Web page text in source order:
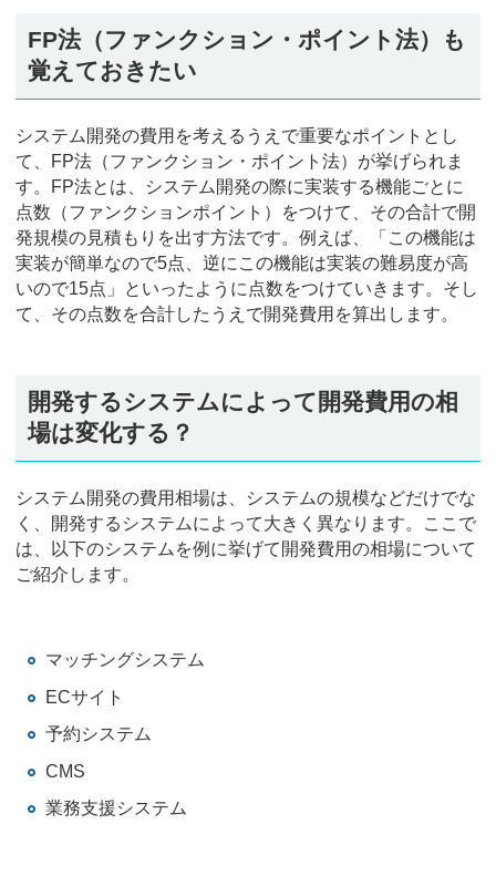
FP法（ファンクション・ポイント法）も
覚えておきたい
システム開発の費用を考えるうえで重要なポイントとし
て、FP法（ファンクション・ポイント法）が挙げられま
す。FP法とは、システム開発の際に実装する機能ごとに
点数（ファンクションポイント）をつけて、その合計で開
発規模の見積もりを出す方法です。例えば、「この機能は
実装が簡単なので5点、逆にこの機能は実装の難易度が高
いので15点」といったように点数をつけていきます。そし
て、その点数を合計したうえで開発費用を算出します。
開発するシステムによって開発費用の相
場は変化する？
システム開発の費用相場は、システムの規模などだけでな
く、開発するシステムによって大きく異なります。ここで
は、以下のシステムを例に挙げて開発費用の相場について
ご紹介します。
マッチングシステム
ECサイト
予約システム
CMS
業務支援システム